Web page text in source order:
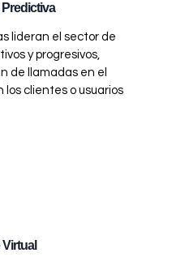
lideran el sector de
y progresivos,
de llamadas en el
clientes o usuarios